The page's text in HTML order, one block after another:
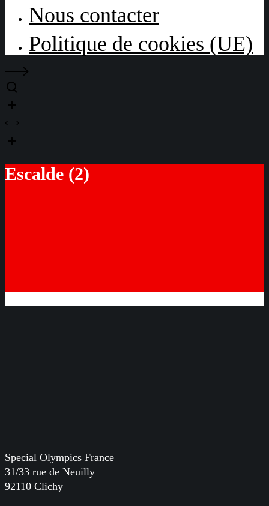
Nous contacter
Politique de cookies (UE)
Escalde (2)
Special Olympics France
31/33 rue de Neuilly
92110 Clichy